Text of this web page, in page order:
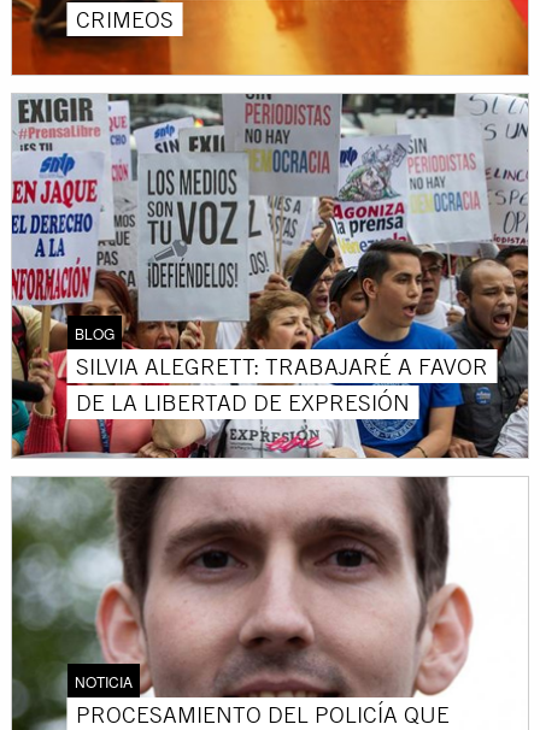
CRIMEOS
BLOG
SILVIA ALEGRETT: TRABAJARÉ A FAVOR
DE LA LIBERTAD DE EXPRESIÓN
NOTICIA
PROCESAMIENTO DEL POLICÍA QUE